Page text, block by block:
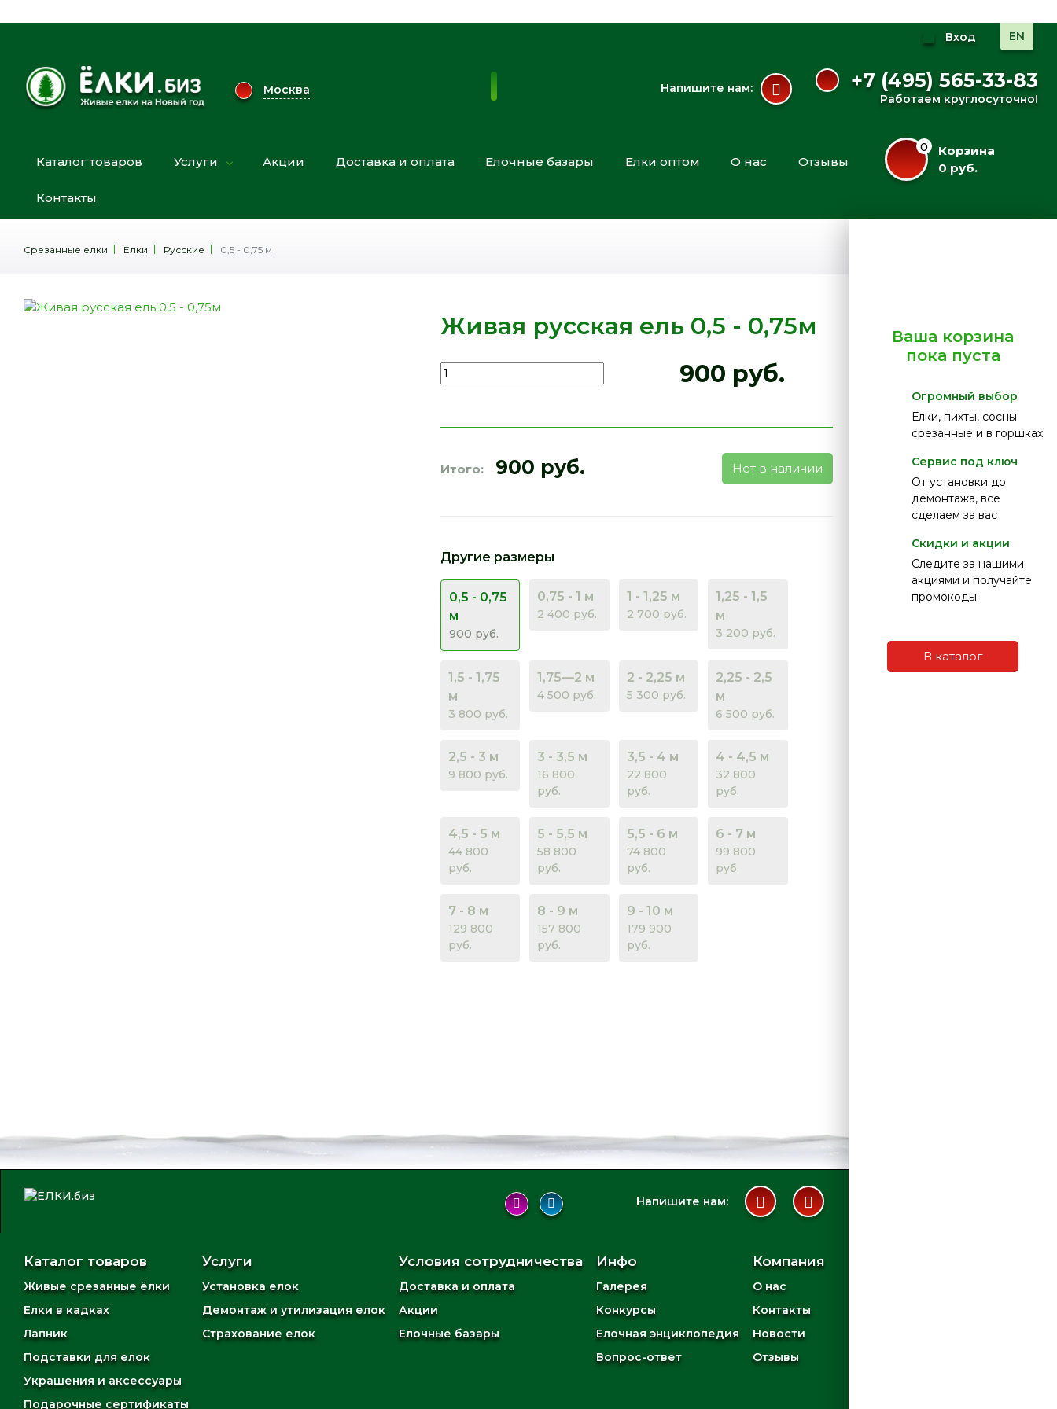
Москва
Вход EN
Напишите нам: +7 (495) 565-33-83
Работаем круглосуточно!
Каталог товаров Услуги Акции Доставка и оплата Елочные базары Елки оптом О нас Отзывы
Контакты
0
Корзина
0 руб.
Ваша корзина
пока пуста
Огромный выбор
Елки, пихты, сосны
срезанные и в горшках
Сервис под ключ
От установки до
демонтажа, все
сделаем за вас
Скидки и акции
Следите за нашими
акциями и получайте
промокоды
В каталог
Срезанные елки Елки Русские 0,5 - 0,75 м
Живая русская ель 0,5 - 0,75м
900 руб.
Итого: 900 руб. Нет в наличии
Другие размеры
0,5 - 0,75
м
900 руб.
0,75 - 1 м
2 400 руб.
1 - 1,25 м
2 700 руб.
1,25 - 1,5
м
3 200 руб.
1,5 - 1,75
м
3 800 руб.
1,75—2 м
4 500 руб.
2 - 2,25 м
5 300 руб.
2,25 - 2,5
м
6 500 руб.
2,5 - 3 м
9 800 руб.
3 - 3,5 м
16 800
руб.
3,5 - 4 м
22 800
руб.
4 - 4,5 м
32 800
руб.
4,5 - 5 м
44 800
руб.
5 - 5,5 м
58 800
руб.
5,5 - 6 м
74 800
руб.
6 - 7 м
99 800
руб.
7 - 8 м
129 800
руб.
8 - 9 м
157 800
руб.
9 - 10 м
179 900
руб.
Напишите нам:
Каталог товаров
Живые срезанные ёлки
Елки в кадках
Лапник
Подставки для елок
Украшения и аксессуары
Подарочные сертификаты
Услуги
Установка елок
Демонтаж и утилизация елок
Страхование елок
Условия сотрудничества
Доставка и оплата
Акции
Елочные базары
Инфо
Галерея
Конкурсы
Елочная энциклопедия
Вопрос-ответ
Компания
О нас
Контакты
Новости
Отзывы